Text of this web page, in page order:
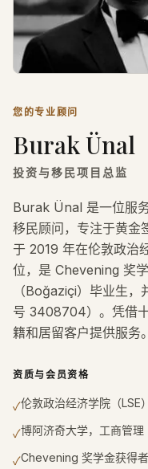
您的专业顾问
Burak Ünal
投资与移民项目总监
Burak Ünal 是一位服
移民顾问，专注于黄金
于 2019 年在伦敦政治
位，是 Chevening 奖
（Boğaziçi）毕业生
号 3408704）。凭借
籍和居留客户提供服务。
资质与会员资格
✓伦敦政治经济学院（LSE
✓博阿济奇大学，工商管理
✓Chevening 奖学金获得者